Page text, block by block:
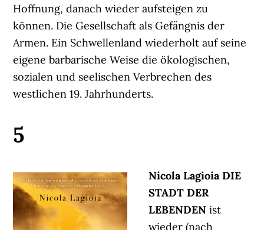
Hoffnung, danach wieder aufsteigen zu
können. Die Gesellschaft als Gefängnis der
Armen. Ein Schwellenland wiederholt auf seine
eigene barbarische Weise die ökologischen,
sozialen und seelischen Verbrechen des
westlichen 19. Jahrhunderts.
5
Nicola Lagioia DIE
STADT DER
LEBENDEN ist
wieder (nach